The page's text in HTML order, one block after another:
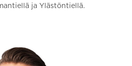
ja Ylästöntiellä.